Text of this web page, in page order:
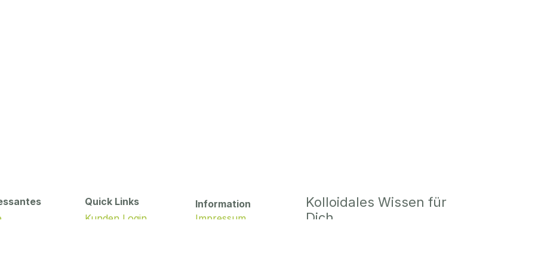
Kolloidales Wissen für
Dich
Information
Impressum
Quick Links
Kunden Login